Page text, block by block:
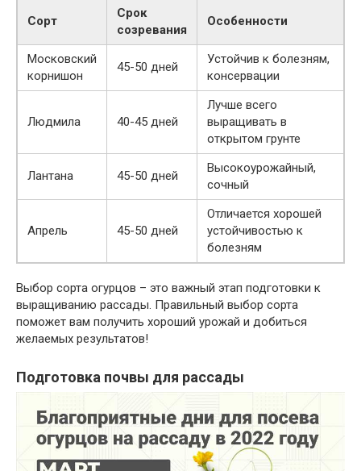
Сорт
Срок
созревания
Особенности
Московский
корнишон
45-50 дней
Устойчив к болезням,
консервации
Людмила 40-45 дней
Лучше всего
выращивать в
открытом грунте
Лантана 45-50 дней
Высокоурожайный,
сочный
Апрель 45-50 дней
Отличается хорошей
устойчивостью к
болезням
Выбор сорта огурцов – это важный этап подготовки к
выращиванию рассады. Правильный выбор сорта
поможет вам получить хороший урожай и добиться
желаемых результатов!
Подготовка почвы для рассады